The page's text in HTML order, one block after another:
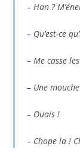
– Han ?
– Qu’est-ce
– Me casse
– Une
– Ouais !
– Chope la !